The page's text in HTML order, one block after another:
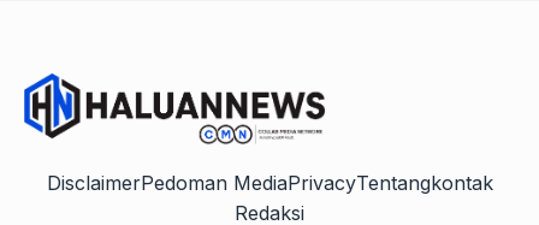
DisclaimerPedoman MediaPrivacyTentangkontak
Redaksi